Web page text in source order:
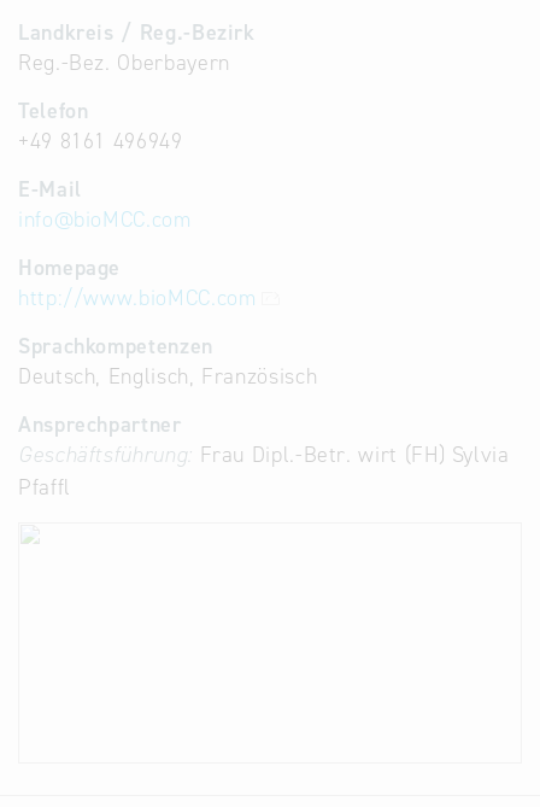
Landkreis / Reg.-Bezirk
Reg.-Bez. Oberbayern
Telefon
+49 8161 496949
E-Mail
info@bioMCC.com
Homepage
http://www.bioMCC.com
Sprachkompetenzen
Deutsch, Englisch, Französisch
Ansprechpartner
Geschäftsführung: Frau Dipl.-Betr. wirt (FH) Sylvia
Pfaffl